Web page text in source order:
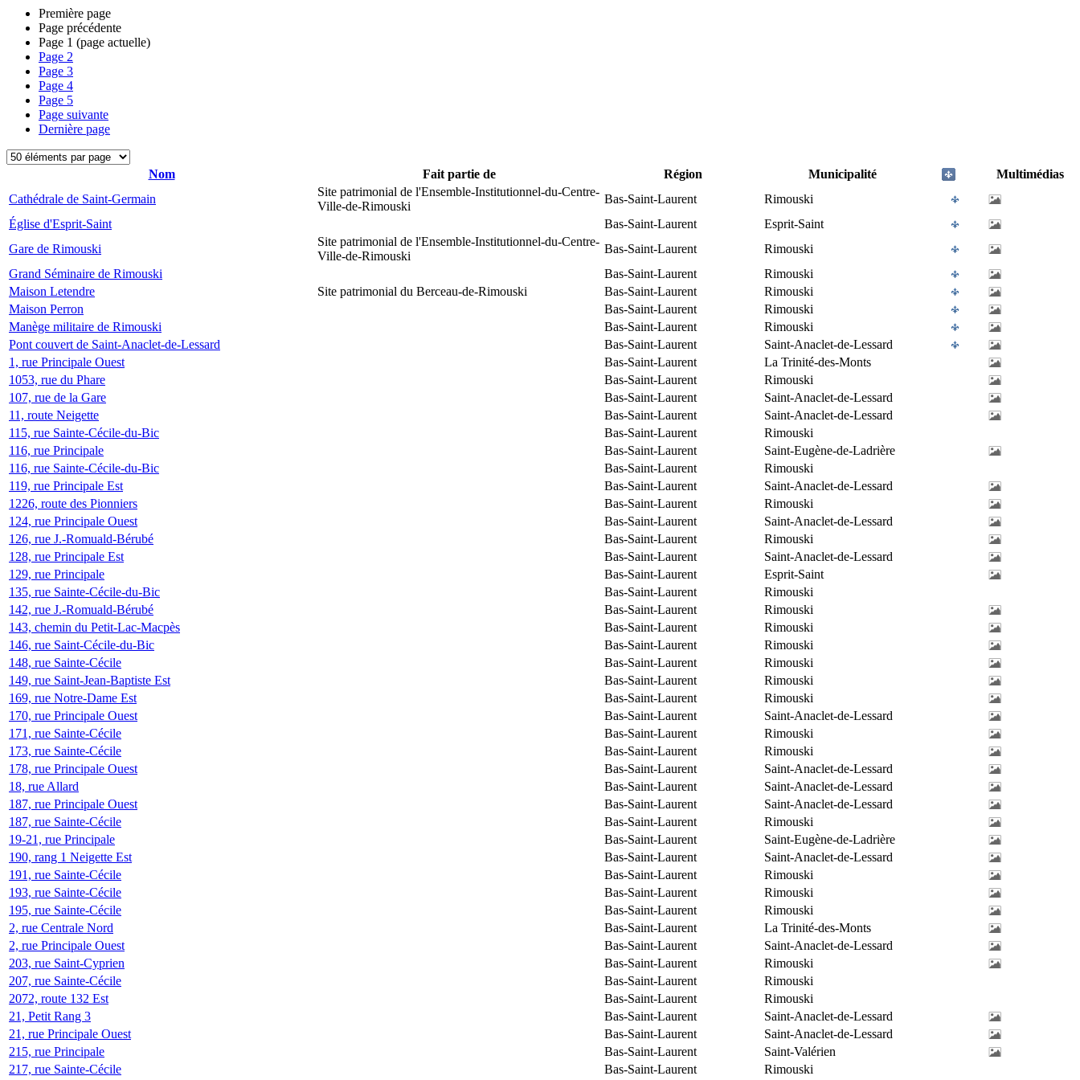
Première page
Page précédente
Page 1 (page actuelle)
Page 2
Page 3
Page 4
Page 5
Page suivante
Dernière page
Nom Fait partie de Région Municipalité
Multimédias
Cathédrale de Saint-Germain
Site patrimonial de l'Ensemble-Institutionnel-du-Centre-
Ville-de-Rimouski
Bas-Saint-Laurent
Rimouski
Église d'Esprit-Saint
Bas-Saint-Laurent
Esprit-Saint
Gare de Rimouski
Site patrimonial de l'Ensemble-Institutionnel-du-Centre-
Ville-de-Rimouski
Bas-Saint-Laurent
Rimouski
Grand Séminaire de Rimouski
Bas-Saint-Laurent
Rimouski
Maison Letendre
Site patrimonial du Berceau-de-Rimouski Bas-Saint-Laurent
Rimouski
Maison Perron
Bas-Saint-Laurent
Rimouski
Manège militaire de Rimouski
Bas-Saint-Laurent
Rimouski
Pont couvert de Saint-Anaclet-de-Lessard
Bas-Saint-Laurent
Saint-Anaclet-de-Lessard
1, rue Principale Ouest
Bas-Saint-Laurent
La Trinité-des-Monts
1053, rue du Phare
Bas-Saint-Laurent
Rimouski
107, rue de la Gare
Bas-Saint-Laurent
Saint-Anaclet-de-Lessard
11, route Neigette
Bas-Saint-Laurent
Saint-Anaclet-de-Lessard
115, rue Sainte-Cécile-du-Bic
Bas-Saint-Laurent
Rimouski
116, rue Principale
Bas-Saint-Laurent
Saint-Eugène-de-Ladrière
116, rue Sainte-Cécile-du-Bic
Bas-Saint-Laurent
Rimouski
119, rue Principale Est
Bas-Saint-Laurent
Saint-Anaclet-de-Lessard
1226, route des Pionniers
Bas-Saint-Laurent
Rimouski
124, rue Principale Ouest
Bas-Saint-Laurent
Saint-Anaclet-de-Lessard
126, rue J.-Romuald-Bérubé
Bas-Saint-Laurent
Rimouski
128, rue Principale Est
Bas-Saint-Laurent
Saint-Anaclet-de-Lessard
129, rue Principale
Bas-Saint-Laurent
Esprit-Saint
135, rue Sainte-Cécile-du-Bic
Bas-Saint-Laurent
Rimouski
142, rue J.-Romuald-Bérubé
Bas-Saint-Laurent
Rimouski
143, chemin du Petit-Lac-Macpès
Bas-Saint-Laurent
Rimouski
146, rue Saint-Cécile-du-Bic
Bas-Saint-Laurent
Rimouski
148, rue Sainte-Cécile
Bas-Saint-Laurent
Rimouski
149, rue Saint-Jean-Baptiste Est
Bas-Saint-Laurent
Rimouski
169, rue Notre-Dame Est
Bas-Saint-Laurent
Rimouski
170, rue Principale Ouest
Bas-Saint-Laurent
Saint-Anaclet-de-Lessard
171, rue Sainte-Cécile
Bas-Saint-Laurent
Rimouski
173, rue Sainte-Cécile
Bas-Saint-Laurent
Rimouski
178, rue Principale Ouest
Bas-Saint-Laurent
Saint-Anaclet-de-Lessard
18, rue Allard
Bas-Saint-Laurent
Saint-Anaclet-de-Lessard
187, rue Principale Ouest
Bas-Saint-Laurent
Saint-Anaclet-de-Lessard
187, rue Sainte-Cécile
Bas-Saint-Laurent
Rimouski
19-21, rue Principale
Bas-Saint-Laurent
Saint-Eugène-de-Ladrière
190, rang 1 Neigette Est
Bas-Saint-Laurent
Saint-Anaclet-de-Lessard
191, rue Sainte-Cécile
Bas-Saint-Laurent
Rimouski
193, rue Sainte-Cécile
Bas-Saint-Laurent
Rimouski
195, rue Sainte-Cécile
Bas-Saint-Laurent
Rimouski
2, rue Centrale Nord
Bas-Saint-Laurent
La Trinité-des-Monts
2, rue Principale Ouest
Bas-Saint-Laurent
Saint-Anaclet-de-Lessard
203, rue Saint-Cyprien
Bas-Saint-Laurent
Rimouski
207, rue Sainte-Cécile
Bas-Saint-Laurent
Rimouski
2072, route 132 Est
Bas-Saint-Laurent
Rimouski
21, Petit Rang 3
Bas-Saint-Laurent
Saint-Anaclet-de-Lessard
21, rue Principale Ouest
Bas-Saint-Laurent
Saint-Anaclet-de-Lessard
215, rue Principale
Bas-Saint-Laurent
Saint-Valérien
217, rue Sainte-Cécile
Bas-Saint-Laurent Rimouski